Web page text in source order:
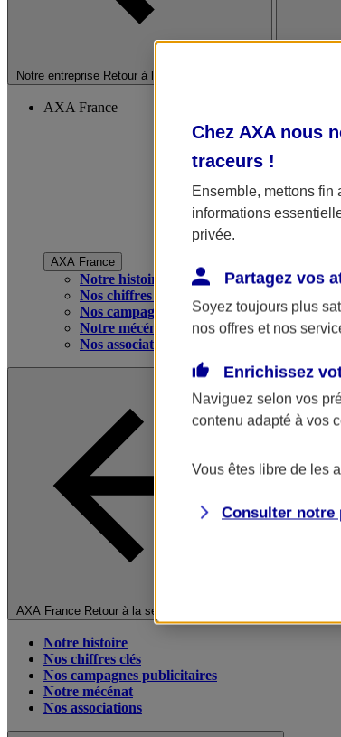
Notre entreprise Retour à la section précédente
AXA France
AXA France
Notre histoire
Nos chiffres clés
Nos campagnes publicitaires
Notre mécénat
Nos associations
AXA France Retour à la section précédente
Notre histoire
Nos chiffres clés
Nos campagnes publicitaires
Notre mécénat
Nos associations
Chez AXA nous
traceurs !
Ensemble, mettons fin
informations
privée.
Partagez vos
Soyez toujours plus
nos offres et nos
Enrichissez
Naviguez selon vos
contenu adapté à vos
Vous êtes libre de les
Consulter notre